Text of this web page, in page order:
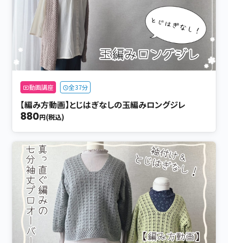
動画講座 全37分
【編み方動画】とじはぎなしの玉編みロングジレ
880円(税込)